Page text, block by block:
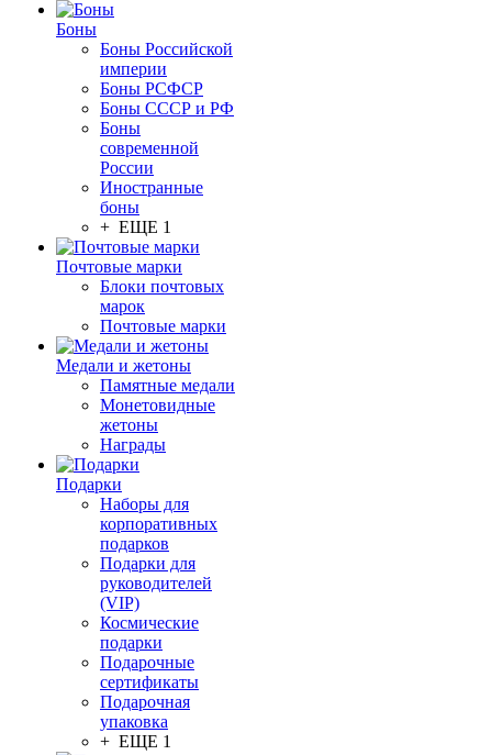
Боны
Боны Российской
империи
Боны РСФСР
Боны СССР и РФ
Боны
современной
России
Иностранные
боны
+ ЕЩЕ 1
Почтовые марки
Блоки почтовых
марок
Почтовые марки
Медали и жетоны
Памятные медали
Монетовидные
жетоны
Награды
Подарки
Наборы для
корпоративных
подарков
Подарки для
руководителей
(VIP)
Космические
подарки
Подарочные
сертификаты
Подарочная
упаковка
+ ЕЩЕ 1